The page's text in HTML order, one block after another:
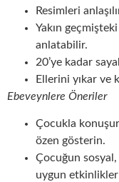
Resimleri
Yakın
anlatabilir.
20’ye kadar
Ellerini yıkar ve
Ebeveynlere Öneriler
Çocukla
özen gösterin.
Çocuğun
uygun etkinlikler